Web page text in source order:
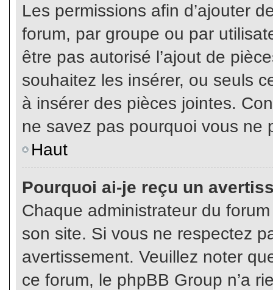
Les permissions afin d’ajouter
forum, par groupe ou par
être pas autorisé l’ajout de
souhaitez les insérer, ou seuls
à insérer des pièces jointes.
ne savez pas pourquoi vous ne
Haut
Pourquoi ai-je reçu un
Chaque administrateur du
son site. Si vous ne respectez
avertissement. Veuillez noter
ce forum, le phpBB Group n’a